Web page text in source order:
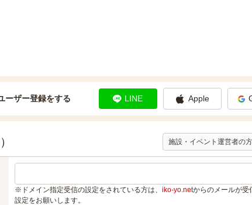
ーザー登録をする LINE Apple
施設・イベント運営者の
※ドメイン指定受信の設定をされている方は、 iko-yo.netからのメールが受
設定をお願いします。